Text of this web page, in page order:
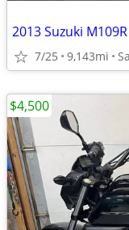
2013 Suzuki
7/25 9,143mi
$4,500